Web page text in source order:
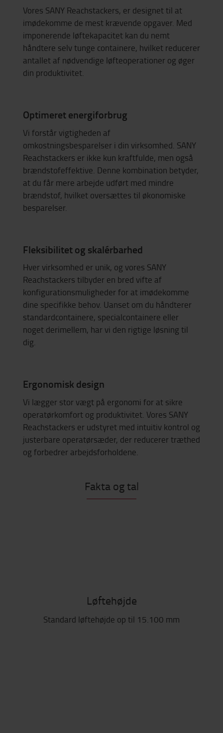
Vores SANY Reachstackers, er designet til at
imødekomme de mest krævende opgaver. Med
imponerende løftekapacitet kan du nemt
håndtere selv tunge containere, hvilket reducerer
antallet af nødvendige løfteoperationer og øger
din produktivitet.
Optimeret energiforbrug
Vi forstår vigtigheden af
omkostningsbesparelser i din virksomhed. SANY
Reachstackers er ikke kun kraftfulde, men også
brændstofeffektive. Denne kombination betyder,
at du får mere arbejde udført med mindre
brændstof, hvilket oversættes til økonomiske
besparelser.
Fleksibilitet og skalérbarhed
Hver virksomhed er unik, og vores SANY
Reachstackers tilbyder en bred vifte af
konfigurationsmuligheder for at imødekomme
dine specifikke behov. Uanset om du håndterer
standardcontainere, specialcontainere eller
noget derimellem, har vi den rigtige løsning til
dig.
Ergonomisk design
Vi lægger stor vægt på ergonomi for at sikre
operatørkomfort og produktivitet. Vores SANY
Reachstackers er udstyret med intuitiv kontrol og
justerbare operatørsæder, der reducerer træthed
og forbedrer arbejdsforholdene.
Fakta og tal
Løftehøjde
Standard løftehøjde op til 15.100 mm